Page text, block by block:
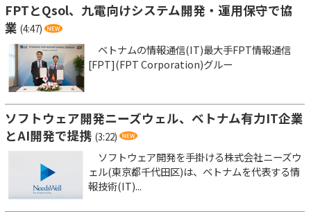
FPTとQsol、九電向けシステム開発・運用保守で協
業 (4:47)
ベトナムの情報通信(IT)最大手FPT情報通信
[FPT](FPT Corporation)グルー
ソフトウェア開発ニーズウェル、ベトナム有力IT企業
とAI開発で提携 (3:22)
ソフトウェア開発を手掛ける株式会社ニーズウ
ェル(東京都千代田区)は、ベトナムを代表する情
報技術(IT)...